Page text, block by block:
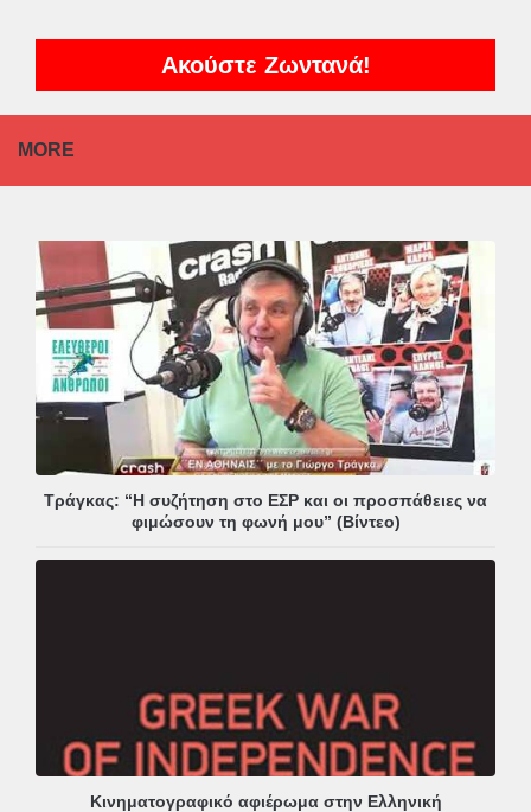
Ακούστε Ζωντανά!
MORE
Τράγκας: “Η συζήτηση στο ΕΣΡ και οι προσπάθειες να
φιμώσουν τη φωνή μου” (Βίντεο)
Κινηματογραφικό αφιέρωμα στην Ελληνική